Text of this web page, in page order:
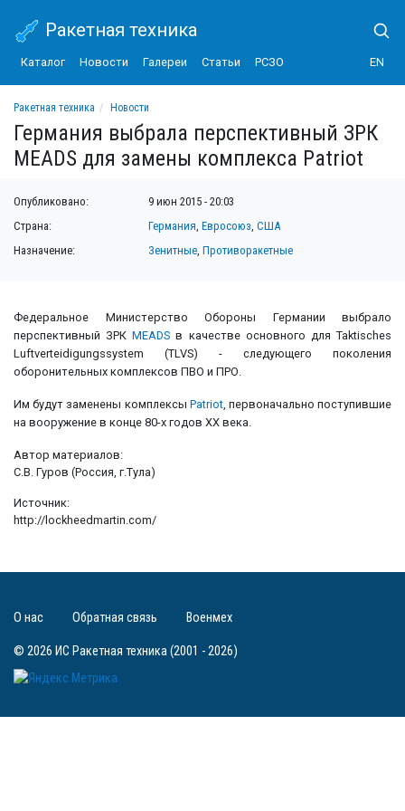
Ракетная техника
Каталог Новости Галереи Статьи РСЗО EN
Ракетная техника
Новости
Германия выбрала перспективный ЗРК MEADS для замены комплекса Patriot
Германия выбрала перспективный ЗРК
MEADS для замены комплекса Patriot
Опубликовано:
9 июн 2015 - 20:03
Страна:
Германия,Евросоюз,США
Назначение:
Зенитные,Противоракетные
Федеральное Министерство Обороны Германии выбрало
перспективный ЗРКMEADS в качестве основного для Taktisches
Luftverteidigungssystem (TLVS) - следующего поколения
оборонительных комплексов ПВО и ПРО.
Им будут заменены комплексы Patriot, первоначально поступившие
на вооружение в конце 80-х годов ХХ века.
Автор материалов:
С.В. Гуров (Россия, г.Тула)
Источник:
http://lockheedmartin.com/
© 2026 ИС Ракетная техника (2001 - 2026)
О нас Обратная связь Военмех